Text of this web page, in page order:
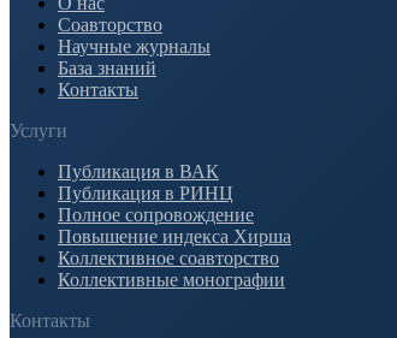
Соавторство
Научные журналы
База знаний
Контакты
Услуги
Публикация в ВАК
Публикация в РИНЦ
Полное сопровождение
Повышение индекса Хирша
Коллективное соавторство
Коллективные монографии
Контакты